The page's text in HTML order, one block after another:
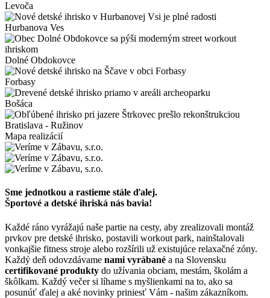
Levoča
Hurbanova Ves
Dolné Obdokovce
Forbasy
Bošáca
Bratislava - Ružinov
Mapa realizácií
Sme jednotkou a rastieme stále ďalej.
Športové a detské ihriská nás bavia!
Každé ráno vyrážajú naše partie na cesty, aby zrealizovali montáž
prvkov pre detské ihrisko, postavili workout park, nainštalovali
vonkajšie fitness stroje alebo rozšírili už existujúce relaxačné zóny.
Každý deň odovzdávame nami vyrábané a na Slovensku
certifikované produkty do užívania obciam, mestám, školám a
škôlkam. Každý večer si líhame s myšlienkami na to, ako sa
posunúť ďalej a aké novinky priniesť Vám - našim zákazníkom.